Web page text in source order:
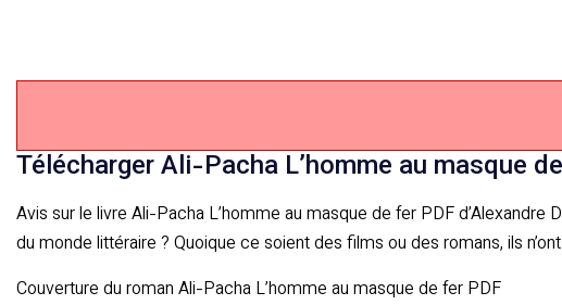
Télécharger Ali-Pacha L’homme au masque
Avis sur le livre Ali-Pacha L’homme au masque de fer PDF
du monde littéraire ? Quoique ce soient des films ou des romans, ils
Couverture du roman Ali-Pacha L’homme au masque de fer PDF